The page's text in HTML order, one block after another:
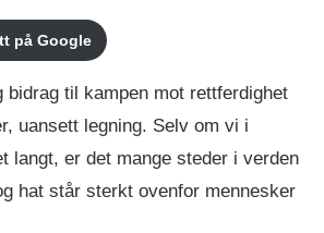
på Google
bidrag til kampen mot rettferdighet
uansett legning. Selv om vi i
langt, er det mange steder i verden
hat står sterkt ovenfor mennesker